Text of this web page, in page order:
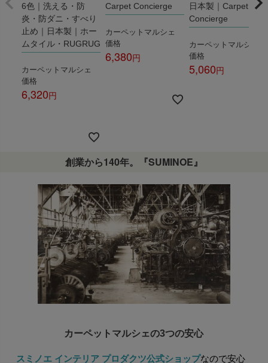
6色｜洗える・防
炎・防ダニ・すべり
止め｜日本製｜ホー
ムタイル・RUGRUG
カーペットマルシェ
価格
6,320
Carpet Concierge
カーペットマルシェ
価格
6,380
日本製｜Carpet
Concierge
カーペットマルシェ
価格
5,060
創業から140年。『SUMINOE』
カーペットマルシェの3つの安心
スミノエ インテリア プロダクツ公式ショップなので安心